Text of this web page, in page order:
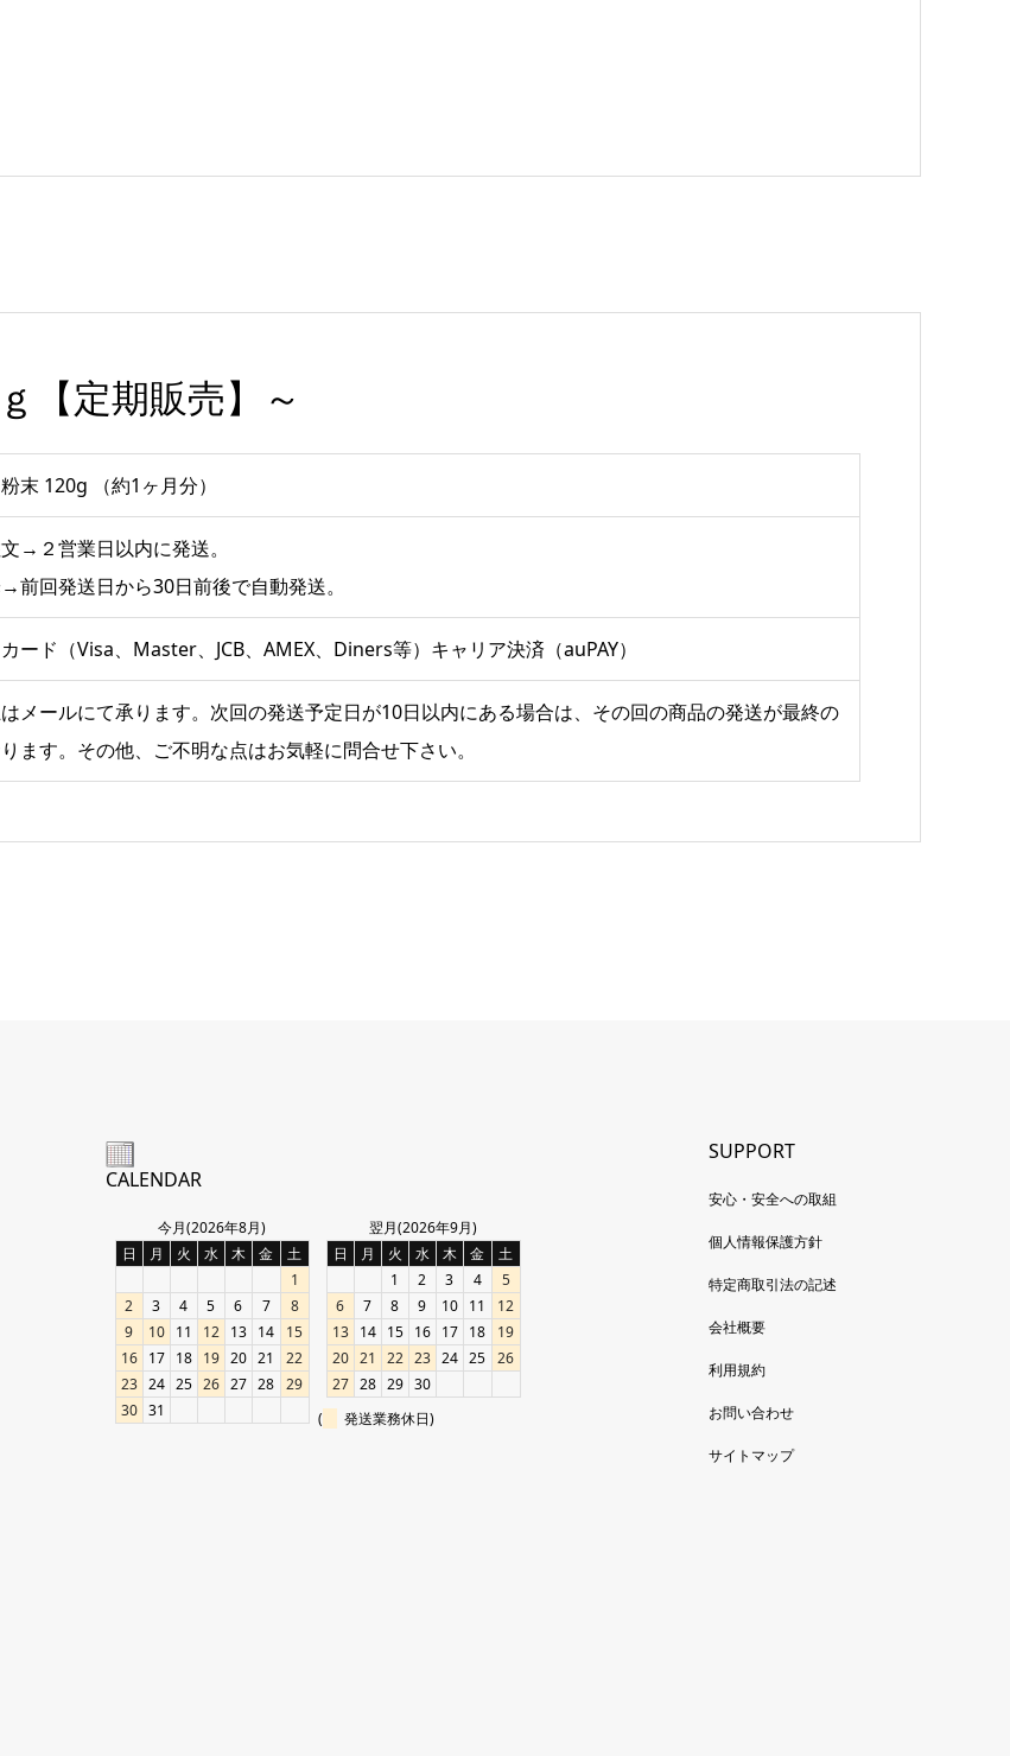
【定期販売】～
末 120g （約1ヶ月分）
→２営業日以内に発送。
前回発送日から30日前後で自動発送。
ード（Visa、Master、JCB、AMEX、Diners等）キャリア決済（auPAY）
メールにて承ります。次回の発送予定日が10日以内にある場合は、その回の商品の発送が最終の
ます。その他、ご不明な点はお気軽に問合せ下さい。
CALENDAR
今月(2026年8月)
日
月 火 水 木 金
土
1
2
3 4 5 6 7
8
9
10 11 12 13 14
15
16
17 18 19 20 21
22
23 24 25 26 27 28 29
30 31
翌月(2026年9月)
日
月 火 水 木 金
土
1
2 3 4
5
6
7 8 9 10 11
12
13 14 15 16 17 18
19
20 21 22 23 24 25
26
27 28 29 30
(
発送業務休日)
SUPPORT
安心・安全への取組
個人情報保護方針
特定商取引法の記述
会社概要
利用規約
お問い合わせ
サイトマップ